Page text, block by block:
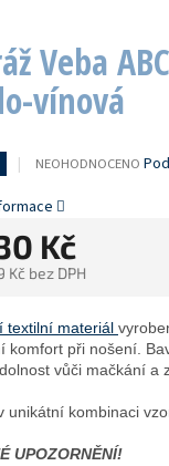
Veba
vínová
PRŮMĚRNÉ
PRODUKTU
JE
0,0
5
NEOHODNOCENO
Kč
Kč bez DPH
textilní materiál
komfort při nošení.
vůči mačkání a
unikátní kombinaci
UPOZORNĚNÍ!